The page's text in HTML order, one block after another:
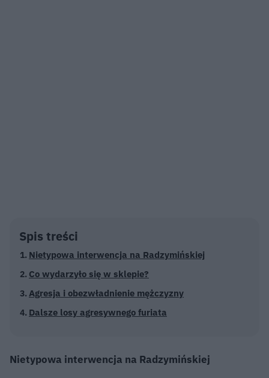
Spis treści
Nietypowa interwencja na Radzymińskiej
Co wydarzyło się w sklepie?
Agresja i obezwładnienie mężczyzny
Dalsze losy agresywnego furiata
Nietypowa interwencja na Radzymińskiej